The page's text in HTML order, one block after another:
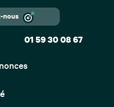
nous
01 59 30 08 67